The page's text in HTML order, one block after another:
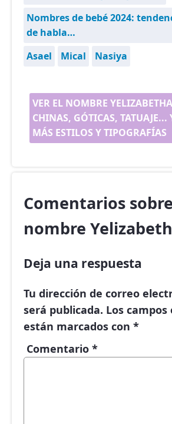
Nombres de bebé 2024:
de habla…
Asael
Mical Nasiya
VER EL NOMBRE
CHINAS, GÓTICAS, TATUAJE...
MÁS ESTILOS Y TIPOGRAFÍAS
Comentarios
nombre
Deja una respuesta
Tu dirección de correo
será publicada. Los
están marcados con *
Comentario *